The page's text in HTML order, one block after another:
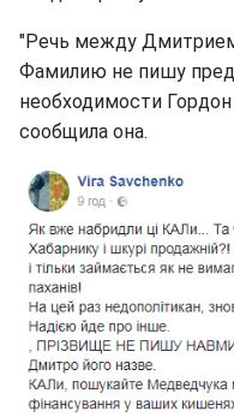
"Речь между
Фамилию не пишу
необходимости
сообщила она.